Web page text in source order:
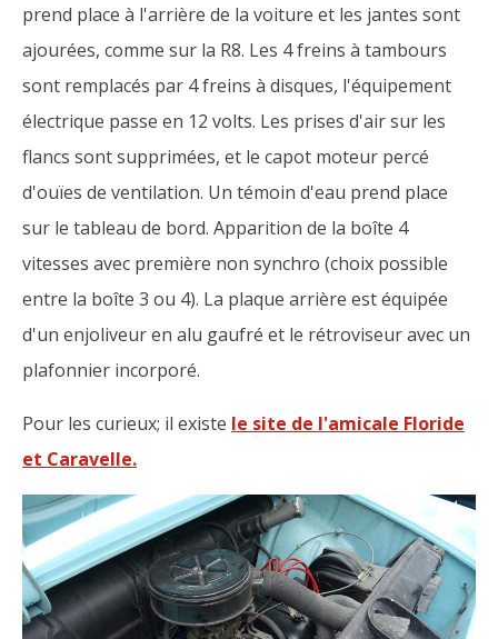
prend place à l'arrière de la voiture et les jantes sont
ajourées, comme sur la R8. Les 4 freins à tambours
sont remplacés par 4 freins à disques, l'équipement
électrique passe en 12 volts. Les prises d'air sur les
flancs sont supprimées, et le capot moteur percé
d'ouïes de ventilation. Un témoin d'eau prend place
sur le tableau de bord. Apparition de la boîte 4
vitesses avec première non synchro (choix possible
entre la boîte 3 ou 4). La plaque arrière est équipée
d'un enjoliveur en alu gaufré et le rétroviseur avec un
plafonnier incorporé.
Pour les curieux; il existe le site de l'amicale Floride
et Caravelle.